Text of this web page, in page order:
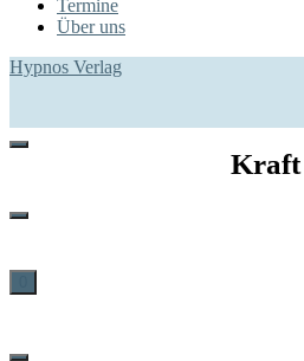
Termine
Über uns
Hypnos Verlag
Kraft